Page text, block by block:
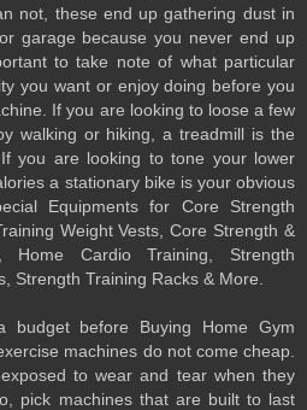
not, these end up gathering dust in
garage because you never end up
to take note of what particular
you want or enjoy doing before you
If you are looking to loose a few
walking or hiking, a treadmill is the
you are looking to tone your lower
a stationary bike is your obvious
Equipments for Core Strength
Weight Vests, Core Strength &
Home Cardio Training, Strength
Strength Training Racks & More.
budget before Buying Home Gym
machines do not come cheap.
to wear and tear when they
pick machines that are built to last